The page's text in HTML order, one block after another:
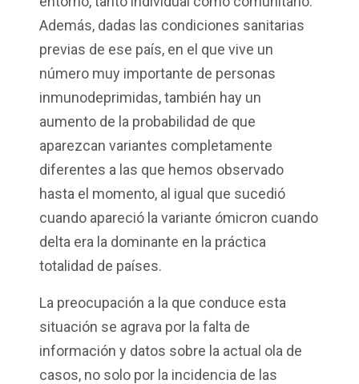
Además, dadas las condiciones sanitarias
previas de ese país, en el que vive un
número muy importante de personas
inmunodeprimidas, también hay un
aumento de la probabilidad de que
aparezcan variantes completamente
diferentes a las que hemos observado
hasta el momento, al igual que sucedió
cuando apareció la variante ómicron cuando
delta era la dominante en la práctica
totalidad de países.
La preocupación a la que conduce esta
situación se agrava por la falta de
información y datos sobre la actual ola de
casos, no solo por la incidencia de las